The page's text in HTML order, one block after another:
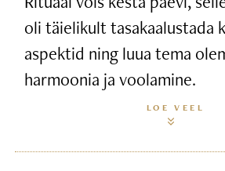
oli täielikult tasakaalustada
aspektid ning luua tema
harmoonia ja voolamine.
LOE VEEL